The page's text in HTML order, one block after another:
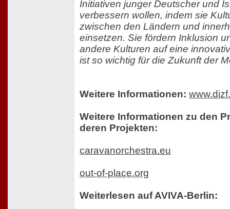
Initiativen junger Deutscher und
verbessern wollen, indem sie
zwischen den Ländern und
einsetzen. Sie fördern Inklusion
andere Kulturen auf eine
ist so wichtig für die Zukunft der
Weitere Informationen:
Weitere Informationen zu den
deren Projekten:
caravanorchestra.eu
out-of-place.org
Weiterlesen auf AVIVA-Berlin: